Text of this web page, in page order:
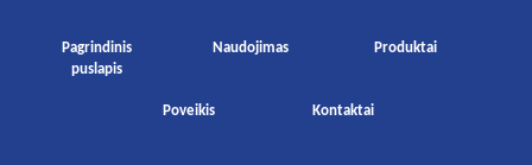
Pagrindinis
puslapis
Naudojimas Produktai
Poveikis Kontaktai